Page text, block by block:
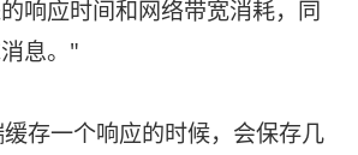
响应时间和网络带宽消耗，同
息。"
存一个响应的时候，会保存几